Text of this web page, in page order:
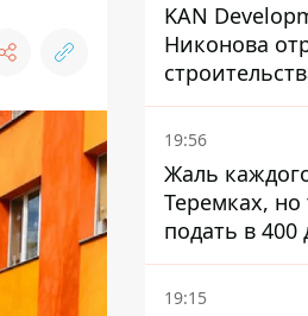
KAN
Никонова
на Теремках
19:56
Жаль
Теремках,
подать в 400
депутат
19:15